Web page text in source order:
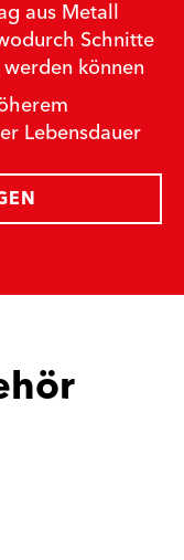
aus Metall
Schnitte
können
Lebensdauer